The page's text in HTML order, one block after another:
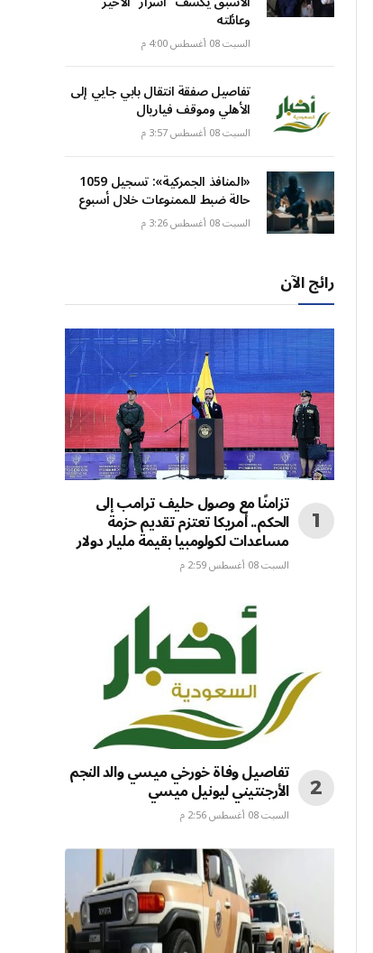
وعائلته
السبت 08 أغسطس 4:00 م
تفاصيل صفقة انتقال بابي جايي إلى
الأهلي وموقف فياريال
السبت 08 أغسطس 3:57 م
«المنافذ الجمركية»: تسجيل 1059
حالة ضبط للممنوعات خلال أسبوع
السبت 08 أغسطس 3:26 م
رائج الآن
تزامنًا مع وصول حليف ترامب إلى
الحكم.. أمريكا تعتزم تقديم حزمة
مساعدات لكولومبيا بقيمة مليار دولار
السبت 08 أغسطس 2:59 م
تفاصيل وفاة خورخي ميسي والد النجم
الأرجنتيني ليونيل ميسي
السبت 08 أغسطس 2:56 م